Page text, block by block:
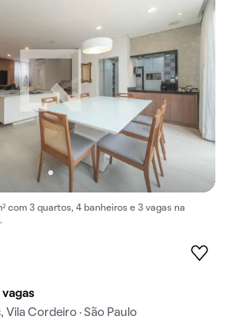
com 3 quartos, 4 banheiros e 3 vagas na
vagas
Vila Cordeiro · São Paulo